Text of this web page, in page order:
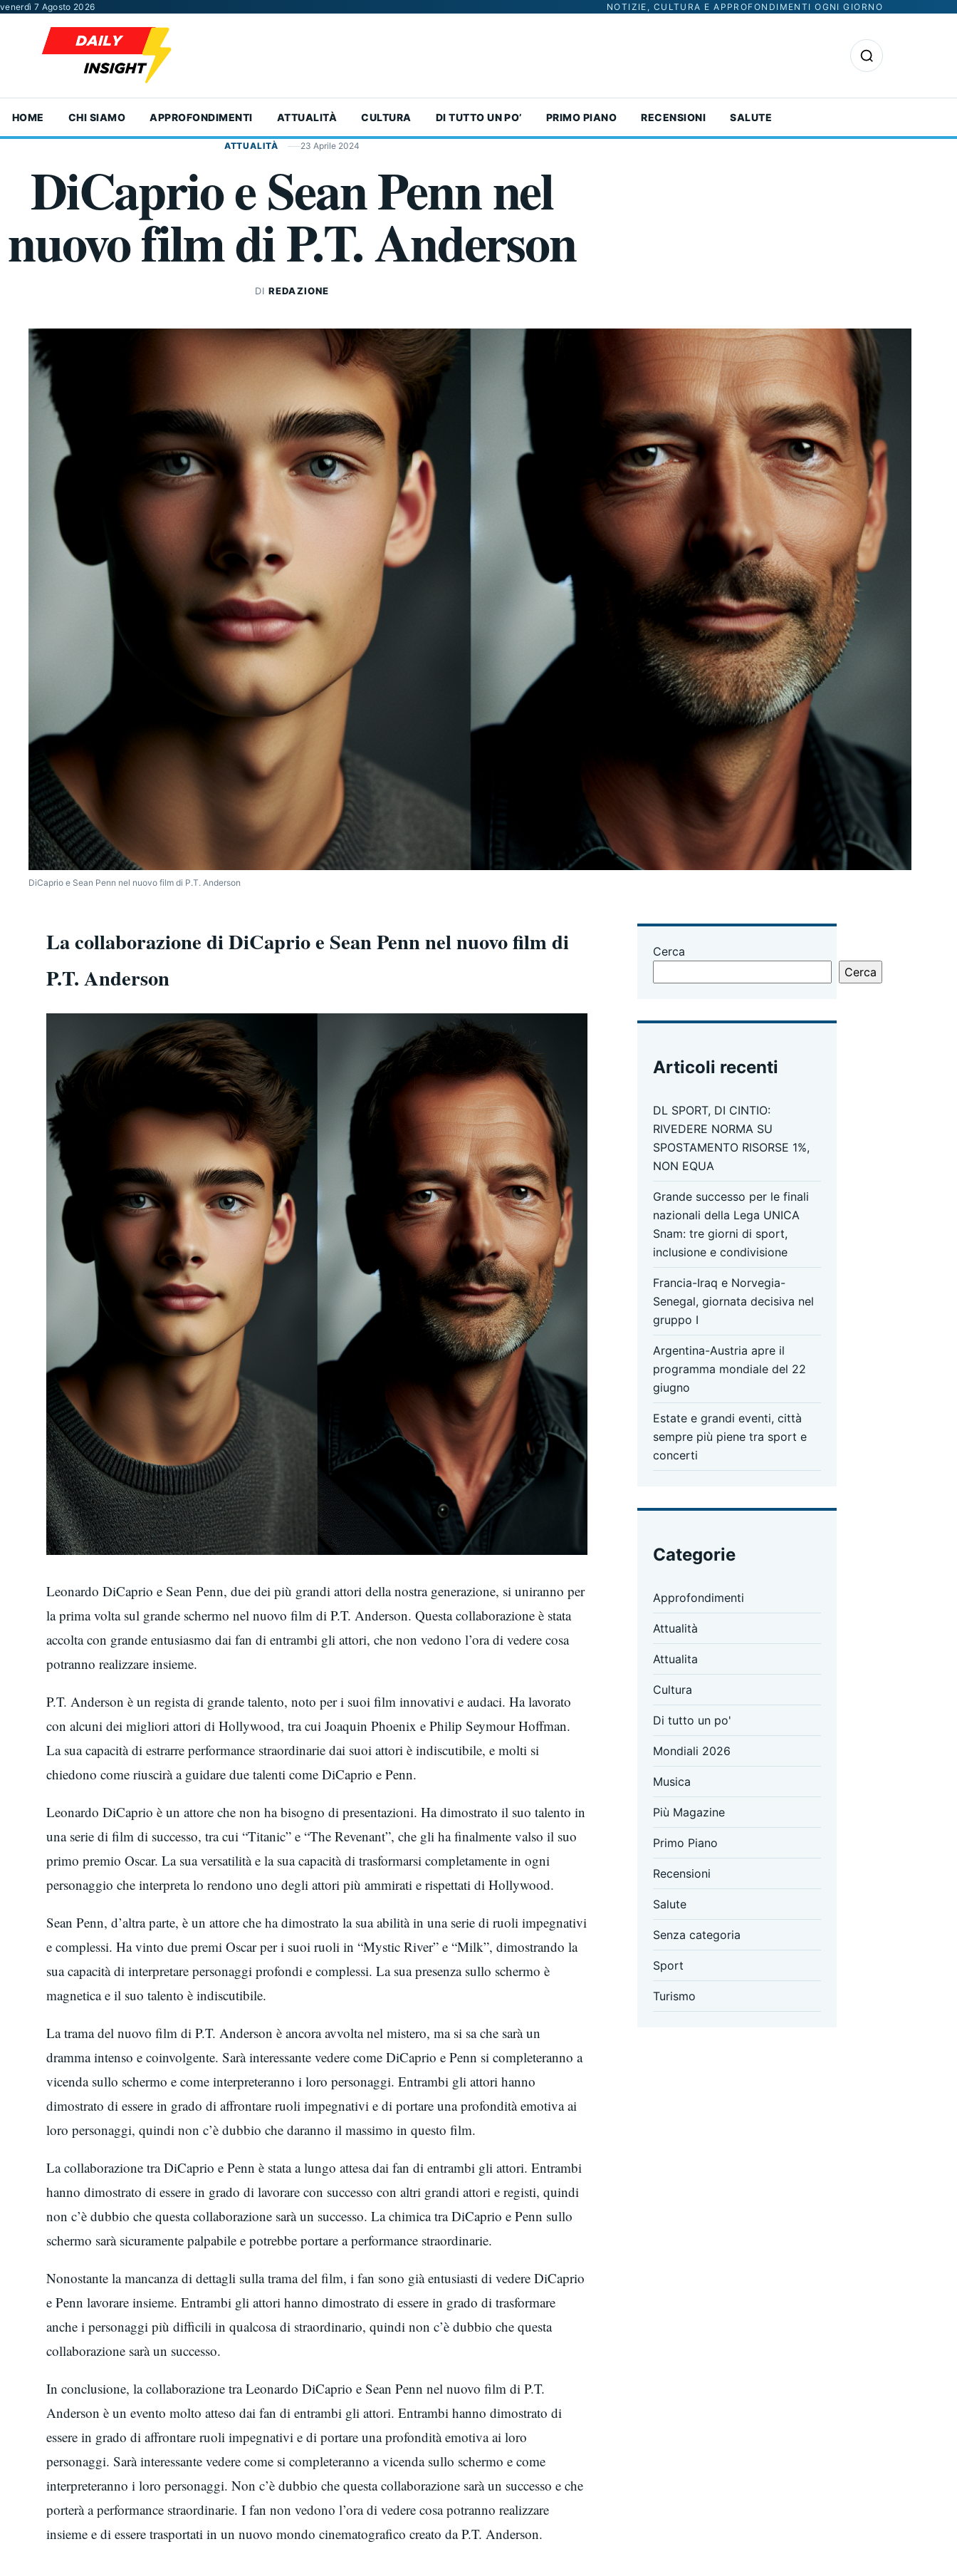
Vai al contenuto
venerdì 7 Agosto 2026 NOTIZIE, CULTURA E APPROFONDIMENTI OGNI GIORNO
Apri la ricerca
HOME CHI SIAMO APPROFONDIMENTI ATTUALITÀ CULTURA DI TUTTO UN PO’ PRIMO PIANO RECENSIONI SALUTE
ATTUALITÀ 23 Aprile 2024
DiCaprio e Sean Penn nel
nuovo film di P.T. Anderson
DIREDAZIONE
DiCaprio e Sean Penn nel nuovo film di P.T. Anderson
La collaborazione di DiCaprio e Sean Penn nel nuovo film di
P.T. Anderson
Leonardo DiCaprio e Sean Penn, due dei più grandi attori della nostra generazione, si uniranno per
la prima volta sul grande schermo nel nuovo film di P.T. Anderson. Questa collaborazione è stata
accolta con grande entusiasmo dai fan di entrambi gli attori, che non vedono l’ora di vedere cosa
potranno realizzare insieme.
P.T. Anderson è un regista di grande talento, noto per i suoi film innovativi e audaci. Ha lavorato
con alcuni dei migliori attori di Hollywood, tra cui Joaquin Phoenix e Philip Seymour Hoffman.
La sua capacità di estrarre performance straordinarie dai suoi attori è indiscutibile, e molti si
chiedono come riuscirà a guidare due talenti come DiCaprio e Penn.
Leonardo DiCaprio è un attore che non ha bisogno di presentazioni. Ha dimostrato il suo talento in
una serie di film di successo, tra cui “Titanic” e “The Revenant”, che gli ha finalmente valso il suo
primo premio Oscar. La sua versatilità e la sua capacità di trasformarsi completamente in ogni
personaggio che interpreta lo rendono uno degli attori più ammirati e rispettati di Hollywood.
Sean Penn, d’altra parte, è un attore che ha dimostrato la sua abilità in una serie di ruoli impegnativi
e complessi. Ha vinto due premi Oscar per i suoi ruoli in “Mystic River” e “Milk”, dimostrando la
sua capacità di interpretare personaggi profondi e complessi. La sua presenza sullo schermo è
magnetica e il suo talento è indiscutibile.
La trama del nuovo film di P.T. Anderson è ancora avvolta nel mistero, ma si sa che sarà un
dramma intenso e coinvolgente. Sarà interessante vedere come DiCaprio e Penn si completeranno a
vicenda sullo schermo e come interpreteranno i loro personaggi. Entrambi gli attori hanno
dimostrato di essere in grado di affrontare ruoli impegnativi e di portare una profondità emotiva ai
loro personaggi, quindi non c’è dubbio che daranno il massimo in questo film.
La collaborazione tra DiCaprio e Penn è stata a lungo attesa dai fan di entrambi gli attori. Entrambi
hanno dimostrato di essere in grado di lavorare con successo con altri grandi attori e registi, quindi
non c’è dubbio che questa collaborazione sarà un successo. La chimica tra DiCaprio e Penn sullo
schermo sarà sicuramente palpabile e potrebbe portare a performance straordinarie.
Nonostante la mancanza di dettagli sulla trama del film, i fan sono già entusiasti di vedere DiCaprio
e Penn lavorare insieme. Entrambi gli attori hanno dimostrato di essere in grado di trasformare
anche i personaggi più difficili in qualcosa di straordinario, quindi non c’è dubbio che questa
collaborazione sarà un successo.
In conclusione, la collaborazione tra Leonardo DiCaprio e Sean Penn nel nuovo film di P.T.
Anderson è un evento molto atteso dai fan di entrambi gli attori. Entrambi hanno dimostrato di
essere in grado di affrontare ruoli impegnativi e di portare una profondità emotiva ai loro
personaggi. Sarà interessante vedere come si completeranno a vicenda sullo schermo e come
interpreteranno i loro personaggi. Non c’è dubbio che questa collaborazione sarà un successo e che
porterà a performance straordinarie. I fan non vedono l’ora di vedere cosa potranno realizzare
insieme e di essere trasportati in un nuovo mondo cinematografico creato da P.T. Anderson.
Cerca
Cerca
Articoli recenti
DL SPORT, DI CINTIO:
RIVEDERE NORMA SU
SPOSTAMENTO RISORSE 1%,
NON EQUA
Grande successo per le finali
nazionali della Lega UNICA
Snam: tre giorni di sport,
inclusione e condivisione
Francia-Iraq e Norvegia-
Senegal, giornata decisiva nel
gruppo I
Argentina-Austria apre il
programma mondiale del 22
giugno
Estate e grandi eventi, città
sempre più piene tra sport e
concerti
Categorie
Approfondimenti
Attualità
Attualita
Cultura
Di tutto un po'
Mondiali 2026
Musica
Più Magazine
Primo Piano
Recensioni
Salute
Senza categoria
Sport
Turismo